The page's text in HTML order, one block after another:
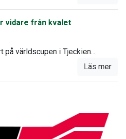
vidare från kvalet
världscupen i Tjeckien...
Läs mer